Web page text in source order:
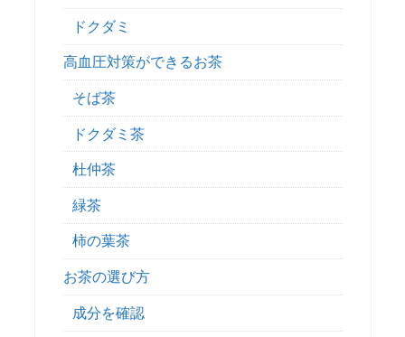
ドクダミ
高血圧対策ができるお茶
そば茶
ドクダミ茶
杜仲茶
緑茶
柿の葉茶
お茶の選び方
成分を確認